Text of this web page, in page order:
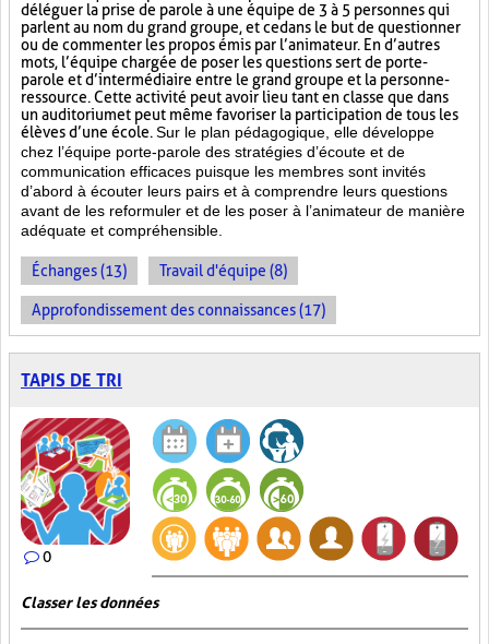
déléguer la prise de parole à une équipe de 3 à 5 personnes qui
parlent au nom du grand groupe, et ce dans le but de questionner
ou de commenter les propos émis par l’animateur. En d’autres
mots, l’équipe chargée de poser les questions sert de porte-
parole et d’intermédiaire entre le grand groupe et la personne-
ressource. Cette activité peut avoir lieu tant en classe que dans
un auditorium et peut même favoriser la participation de tous les
élèves d’une école. Sur le plan pédagogique, elle développe
chez l’équipe porte-parole des stratégies d’écoute et de
communication efficaces puisque les membres sont invités
d’abord à écouter leurs pairs et à comprendre leurs questions
avant de les reformuler et de les poser à l’animateur de manière
adéquate et compréhensible.
Échanges (13) Travail d'équipe (8)
Approfondissement des connaissances (17)
TAPIS DE TRI
0
Classer les données